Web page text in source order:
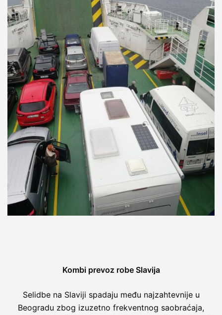
Kombi prevoz robe Slavija
Selidbe na Slaviji spadaju među najzahtevnije u
Beogradu zbog izuzetno frekventnog saobraćaja,